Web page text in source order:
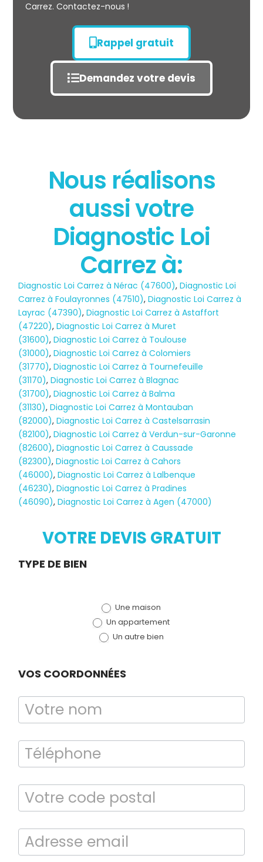
État des risques
POLLUTION
Diagnostic
Bilan énergétique
DPE
Carrez. Contactez-nous !
Rappel gratuit
Demandez votre devis
Nous réalisons
aussi votre
Diagnostic Loi
Carrez à:
Diagnostic Loi Carrez à Nérac (47600),Diagnostic Loi
Carrez à Foulayronnes (47510),Diagnostic Loi Carrez à
Layrac (47390),Diagnostic Loi Carrez à Astaffort
(47220),Diagnostic Loi Carrez à Muret
(31600),Diagnostic Loi Carrez à Toulouse
(31000),Diagnostic Loi Carrez à Colomiers
(31770),Diagnostic Loi Carrez à Tournefeuille
(31170),Diagnostic Loi Carrez à Blagnac
(31700),Diagnostic Loi Carrez à Balma
(31130),Diagnostic Loi Carrez à Montauban
(82000),Diagnostic Loi Carrez à Castelsarrasin
(82100),Diagnostic Loi Carrez à Verdun-sur-Garonne
(82600),Diagnostic Loi Carrez à Caussade
(82300),Diagnostic Loi Carrez à Cahors
(46000),Diagnostic Loi Carrez à Lalbenque
(46230),Diagnostic Loi Carrez à Pradines
(46090),Diagnostic Loi Carrez à Agen (47000)
VOTRE DEVIS GRATUIT
Demande
TYPE DE BIEN
Une maison
Un appartement
Un autre bien
VOS COORDONNÉES